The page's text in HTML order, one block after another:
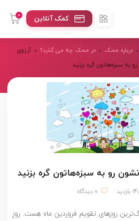
0 کمک آنلاین
درباره محک
در محک چه می گذرد؟
آرزوی
به سبزه‌هاتون گره بزنید
رو به سبزه‌هاتون گره بزنید
0 دیدگاه
روزهای تقویم فروردین ماه هست. روزِ